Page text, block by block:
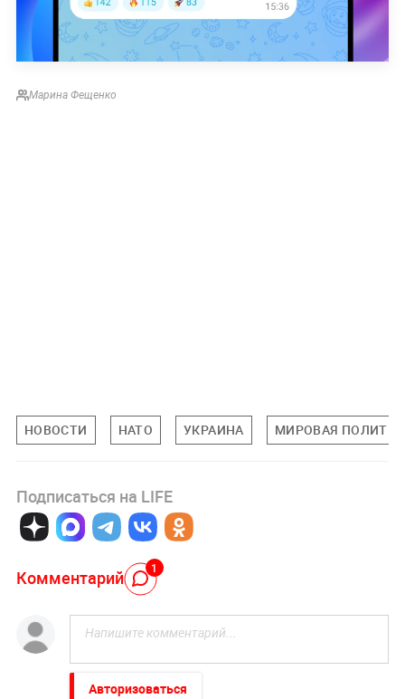
Марина Фещенко
НОВОСТИ НАТО УКРАИНА МИРОВАЯ
Подписаться на LIFE
Комментарий 1
Авторизоваться